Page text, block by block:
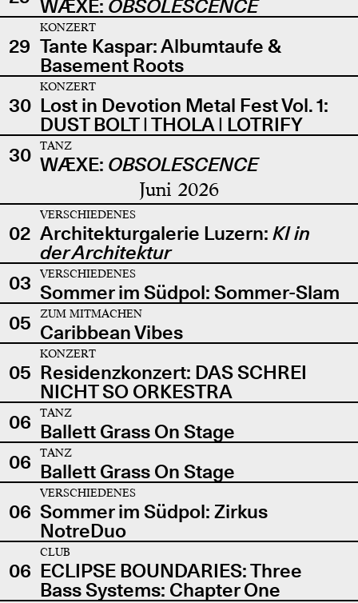
WÆXE: OBSOLESCENCE
29
KONZERT
Tante Kaspar: Albumtaufe &
Basement Roots
30
KONZERT
Lost in Devotion Metal Fest Vol. 1:
DUST BOLT | THOLA | LOTRIFY
30
TANZ
WÆXE: OBSOLESCENCE
Juni 2026
02
VERSCHIEDENES
Architekturgalerie Luzern: KI in
der Architektur
03
VERSCHIEDENES
Sommer im Südpol: Sommer-Slam
05
ZUM MITMACHEN
Caribbean Vibes
05
KONZERT
Residenzkonzert: DAS SCHREI
NICHT SO ORKESTRA
06
TANZ
Ballett Grass On Stage
06
TANZ
Ballett Grass On Stage
06
VERSCHIEDENES
Sommer im Südpol: Zirkus
NotreDuo
06
CLUB
ECLIPSE BOUNDARIES: Three
Bass Systems: Chapter One